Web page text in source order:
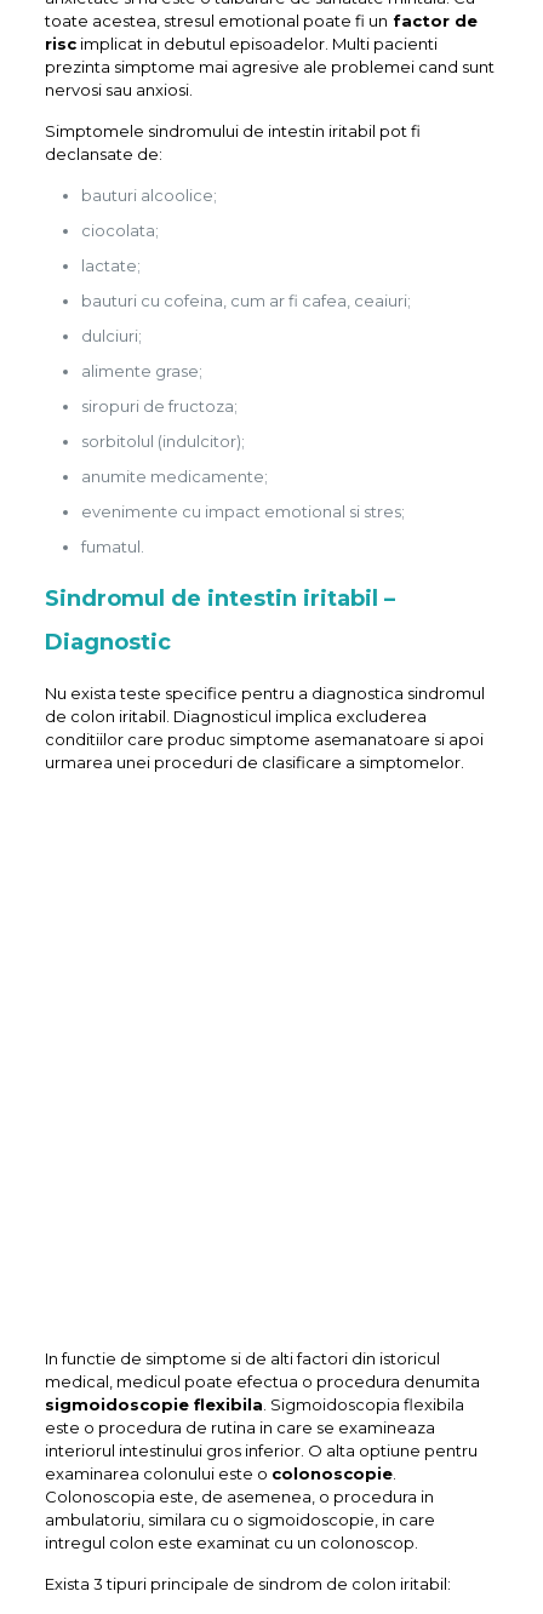
toate acestea, stresul emotional poate fi un factor de
riscimplicat in debutul episoadelor. Multi pacienti
prezinta simptome mai agresive ale problemei cand sunt
nervosi sau anxiosi.
Simptomele sindromului de intestin iritabil pot fi
declansate de:
bauturi alcoolice;
ciocolata;
lactate;
bauturi cu cofeina, cum ar fi cafea, ceaiuri;
dulciuri;
alimente grase;
siropuri de fructoza;
sorbitolul (indulcitor);
anumite medicamente;
evenimente cu impact emotional si stres;
fumatul.
Sindromul de intestin iritabil –
Diagnostic
Nu exista teste specifice pentru a diagnostica sindromul
de colon iritabil. Diagnosticul implica excluderea
conditiilor care produc simptome asemanatoare si apoi
urmarea unei proceduri de clasificare a simptomelor.
In functie de simptome si de alti factori din istoricul
medical, medicul poate efectua o procedura denumita
sigmoidoscopie flexibila. Sigmoidoscopia flexibila
este o procedura de rutina in care se examineaza
interiorul intestinului gros inferior. O alta optiune pentru
examinarea colonului este o colonoscopie.
Colonoscopia este, de asemenea, o procedura in
ambulatoriu, similara cu o sigmoidoscopie, in care
intregul colon este examinat cu un colonoscop.
Exista 3 tipuri principale de sindrom de colon iritabil: